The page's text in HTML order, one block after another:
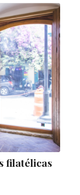
filatélicas